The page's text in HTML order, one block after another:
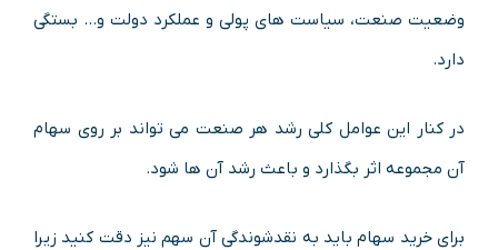
وضعیت صنعت، سیاست های پولی و عملکرد دولت و… بستگی
دارد.
در کنار این عوامل کلی رشد هر صنعت می تواند بر روی سهام
آن مجموعه اثر بگذارد و باعث رشد آن ها شود.
برای خرید سهام باید به نقدشوندگی آن سهم نیز دقت کنید زیرا